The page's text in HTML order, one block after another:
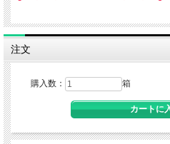
注文
購入数： 箱